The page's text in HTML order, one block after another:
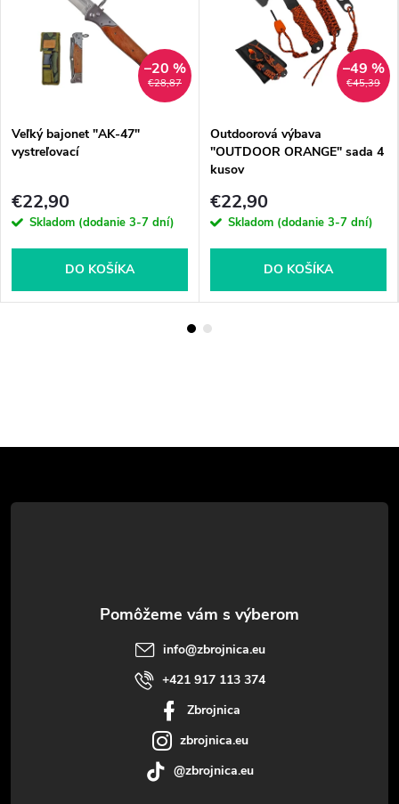
€28,87
–20 %
Veľký bajonet "AK-47"
vystreľovací
€22,90
Skladom (dodanie 3-7 dní)
DO KOŠÍKA
€45,39
–49 %
Outdoorová výbava
"OUTDOOR ORANGE" sada 4
kusov
€22,90
Skladom (dodanie 3-7 dní)
DO KOŠÍKA
á
info@zbrojnica.eu
+421 917 113 374
Zbrojnica
zbrojnica.eu
@zbrojnica.eu